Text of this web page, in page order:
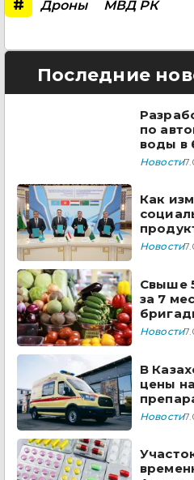
# Дроны МВД РК
Последние
по
воды в
Новости
Как
Новости
Свыше
за 7
Новости
В
цены
Новости